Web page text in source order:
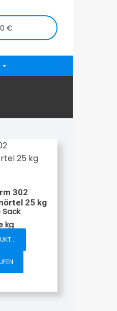
€
302
25 kg
Sack
kg